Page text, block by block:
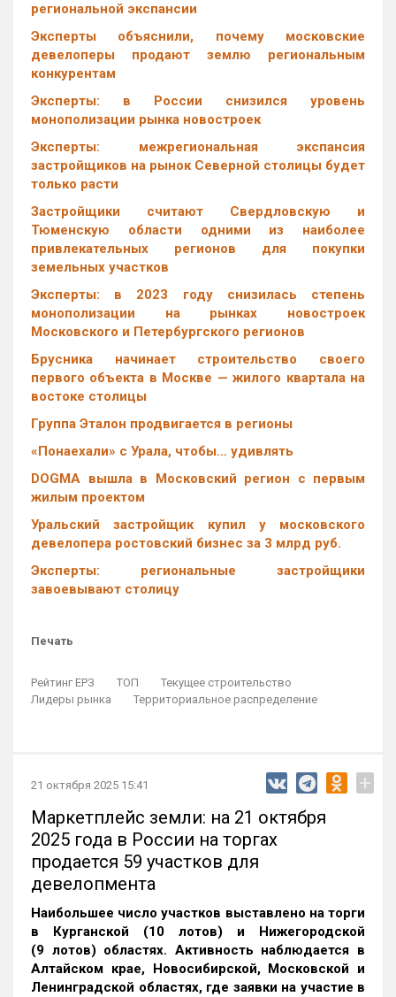
региональной экспансии
Эксперты объяснили, почему московские
девелоперы продают землю региональным
конкурентам
Эксперты: в России снизился уровень
монополизации рынка новостроек
Эксперты: межрегиональная экспансия
застройщиков на рынок Северной столицы будет
только расти
Застройщики считают Свердловскую и
Тюменскую области одними из наиболее
привлекательных регионов для покупки
земельных участков
Эксперты: в 2023 году снизилась степень
монополизации на рынках новостроек
Московского и Петербургского регионов
Брусника начинает строительство своего
первого объекта в Москве — жилого квартала на
востоке столицы
Группа Эталон продвигается в регионы
«Понаехали» с Урала, чтобы… удивлять
DOGMA вышла в Московский регион с первым
жилым проектом
Уральский застройщик купил у московского
девелопера ростовский бизнес за 3 млрд руб.
Эксперты: региональные застройщики
завоевывают столицу
Печать
Рейтинг ЕРЗ ТОП
Текущее строительство
Лидеры рынка
Территориальное распределение
21 октября 2025 15:41 +
Маркетплейс земли: на 21 октября
2025 года в России на торгах
продается 59 участков для
девелопмента
Наибольшее число участков выставлено на торги
в Курганской (10 лотов) и Нижегородской
(9 лотов) областях. Активность наблюдается в
Алтайском крае, Новосибирской, Московской и
Ленинградской областях, где заявки на участие в